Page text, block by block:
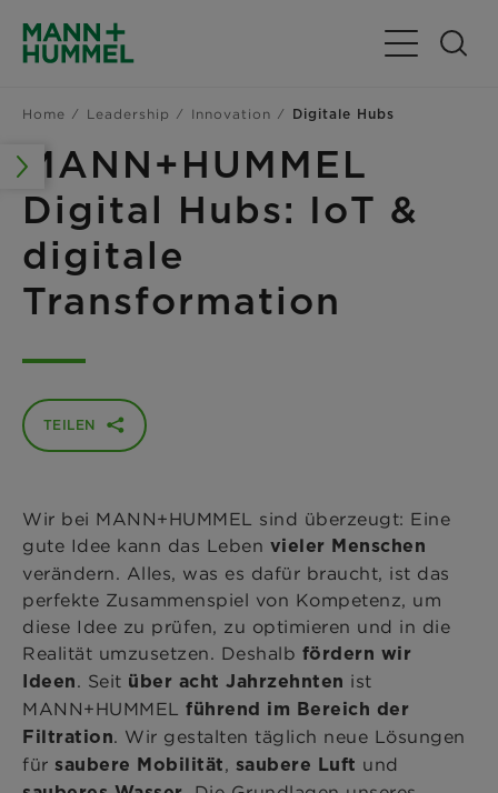
Navigation
Home Leadership Innovation Digitale Hubs
MANN+HUMMEL
Digital Hubs: IoT &
digitale
Transformation
TEILEN
Wir bei MANN+HUMMEL sind überzeugt: Eine
gute Idee kann das Leben vieler Menschen
verändern. Alles, was es dafür braucht, ist das
perfekte Zusammenspiel von Kompetenz, um
diese Idee zu prüfen, zu optimieren und in die
Realität umzusetzen. Deshalb fördern wir
Ideen. Seit über acht Jahrzehnten ist
MANN+HUMMEL führend im Bereich der
Filtration. Wir gestalten täglich neue Lösungen
für saubere Mobilität, saubere Luft und